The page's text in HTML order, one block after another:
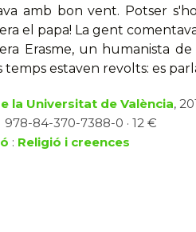
amb bon vent. Potser
el papa! La gent
Erasme, un humanista
temps estaven revolts: es
la Universitat de València,
978-84-370-7388-0 · 12 €
: Religió i creences